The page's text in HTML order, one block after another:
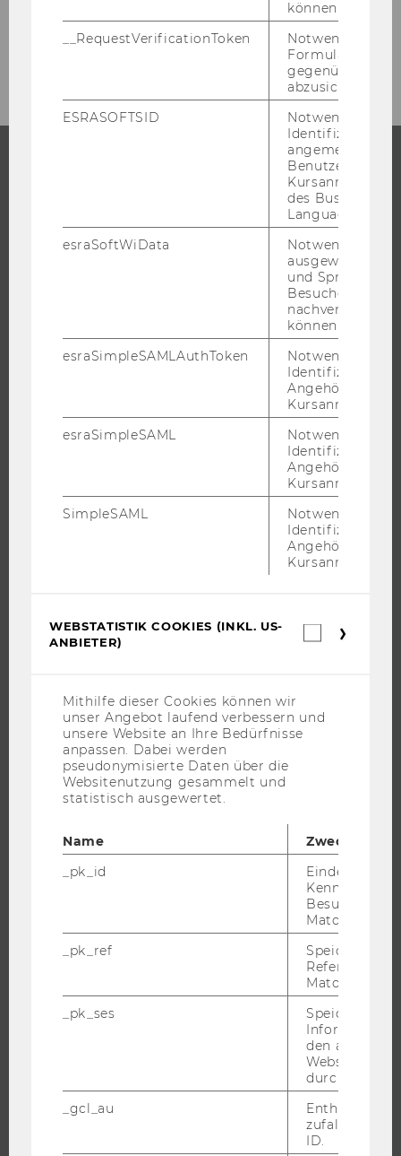
News Student Counselling Details SoSe 2026
BACHELOR
BEWERBUNG UND ZULASSUNG
INTERNATIONALE UND INCOMING EXCHANGE STUDIERENDE
ANGEBOTE FÜR SCHULEN UND STUDIENINTERESSIERTE
IMPACT DER FORSCHUNG
ORGANISATION DER FORSCHUNG
UNIVERSITÄT
ÜBER DIE WU
WIRTSCHAFT UND GESELLSCHAFT
JOBPORTAL
können.
__RequestVerificationToken
Notwendig, um
gegenüber
abzusichern.
ESRASOFTSID
Notwendig zur
Identifizierung
angemeldeten
Benutzers im
des Business
Language
esraSoftWiData
Notwendig um
ausgewählte
und
Besuchers
nachverfolgen
können.
esraSimpleSAMLAuthToken
Notwendig zur
Identifizierung
Angehörige/r für
Kursanmeldung.
esraSimpleSAML
Notwendig zur
Identifizierung
Angehörige/r für
Kursanmeldung.
SimpleSAML
Notwendig zur
Identifizierung
Angehörige/r für
Kursanmeldung.
WEBSTATISTIK COOKIES (INKL. US-
ANBIETER)
Mithilfe dieser Cookies können wir
unser Angebot laufend verbessern und
unsere Website an Ihre Bedürfnisse
anpassen. Dabei werden
pseudonymisierte Daten über die
Websitenutzung gesammelt und
statistisch ausgewertet.
Name
Zweck
_pk_id
Eindeutige
Besuchers
Matomo.
_pk_ref
Speicherung
Referrers
Matomo.
_pk_ses
Speicherung
den aktuellen
durch
_gcl_au
Enthält eine
ID.